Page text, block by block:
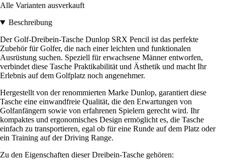
Alle Varianten ausverkauft
Beschreibung
Der Golf-Dreibein-Tasche Dunlop SRX Pencil ist das perfekte
Zubehör für Golfer, die nach einer leichten und funktionalen
Ausrüstung suchen. Speziell für erwachsene Männer entworfen,
verbindet diese Tasche Praktikabilität und Ästhetik und macht Ihr
Erlebnis auf dem Golfplatz noch angenehmer.
Hergestellt von der renommierten Marke Dunlop, garantiert diese
Tasche eine einwandfreie Qualität, die den Erwartungen von
Golfanfängern sowie von erfahrenen Spielern gerecht wird. Ihr
kompaktes und ergonomisches Design ermöglicht es, die Tasche
einfach zu transportieren, egal ob für eine Runde auf dem Platz oder
ein Training auf der Driving Range.
Zu den Eigenschaften dieser Dreibein-Tasche gehören: